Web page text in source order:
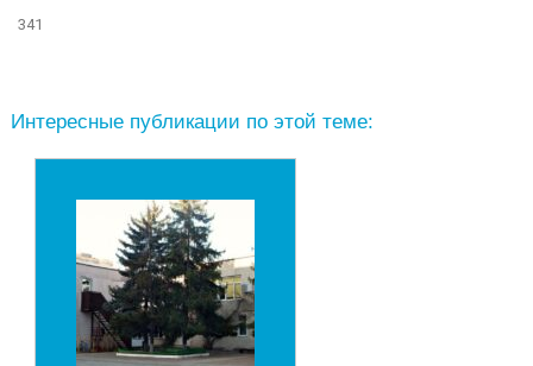
341
Интересные публикации по этой теме: